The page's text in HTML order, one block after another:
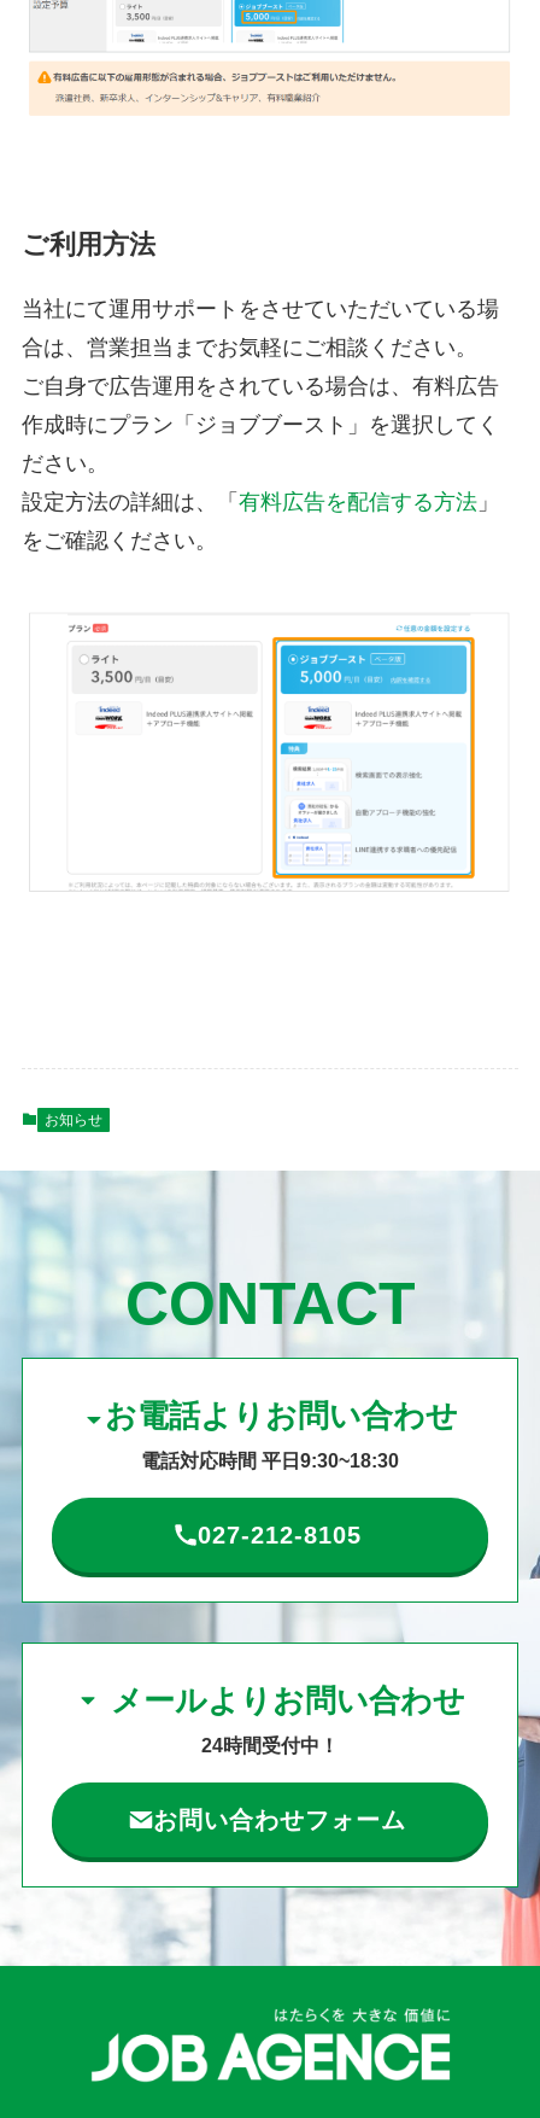
ご利用方法
当社にて運用サポートをさせていただいている場
合は、営業担当までお気軽にご相談ください。
ご自身で広告運用をされている場合は、有料広告
作成時にプラン「ジョブブースト」を選択してく
ださい。
設定方法の詳細は、「 有料広告を配信する方法」
をご確認ください。
お知らせ
CONTACT
お電話よりお問い合わせ
電話対応時間 平日9:30~18:30
027-212-8105
メールよりお問い合わせ
24時間受付中！
お問い合わせフォーム